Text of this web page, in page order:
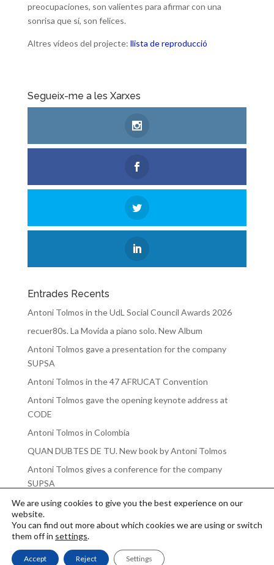
preocupaciones, son valientes para afirmar con una
sonrisa que sí, son felices.
Altres vídeos del projecte: llista de reproducció
Segueix-me a les Xarxes
Entrades Recents
Antoni Tolmos in the UdL Social Council Awards 2026
recuer80s. La Movida a piano solo. New Album
Antoni Tolmos gave a presentation for the company
SUPSA
Antoni Tolmos in the 47 AFRUCAT Convention
Antoni Tolmos gave the opening keynote address at
CODE
Antoni Tolmos in Colombia
QUAN DUBTES DE TU. New book by Antoni Tolmos
Antoni Tolmos gives a conference for the company
SUPSA
© Antoni Tolmos 2026 | Developed by
We are using cookies to give you the best experience on our
website.
You can find out more about which cookies we are using or switch
them off in settings.
Accept Reject Settings